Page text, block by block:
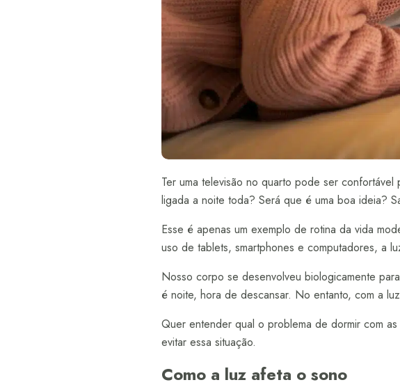
Ter uma televisão no quarto pode ser
ligada a noite toda? Será que é uma boa ideia?
Esse é apenas um exemplo de rotina da vida
uso de tablets, smartphones e computadores, a
Nosso corpo se desenvolveu biologicamente
é noite, hora de descansar. No entanto, com a
Quer entender qual o problema de dormir com
evitar essa situação.
Como a luz afeta o sono